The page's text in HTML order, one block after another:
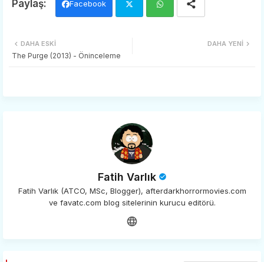
Facebook
DAHA YENI
DAHA ESKI
The Purge (2013) - Öninceleme
Fatih Varlık
Fatih Varlık (ATCO, MSc, Blogger), afterdarkhorrormovies.com
ve favatc.com blog sitelerinin kurucu editörü.